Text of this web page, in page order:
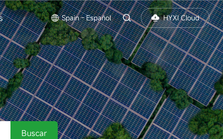
Spain - Español HYXI Cloud
Buscar